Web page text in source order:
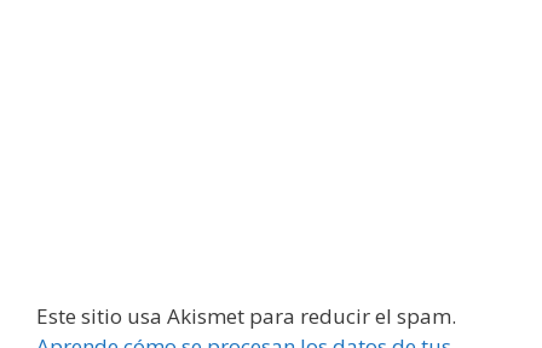
Este sitio usa Akismet para reducir el spam.